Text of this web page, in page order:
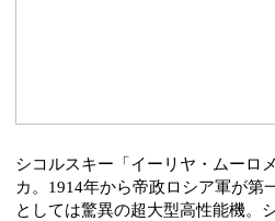
シコルスキー「イーリヤ・ムーロ
カ。1914年から帝政ロシア軍が第
としては驚異の超大型高性能機。